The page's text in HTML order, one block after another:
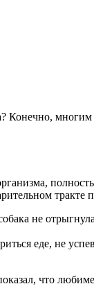
Конечно,
не
еде, не
что